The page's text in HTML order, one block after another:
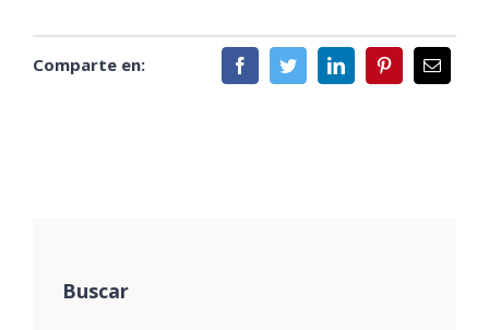
Comparte en:
Buscar